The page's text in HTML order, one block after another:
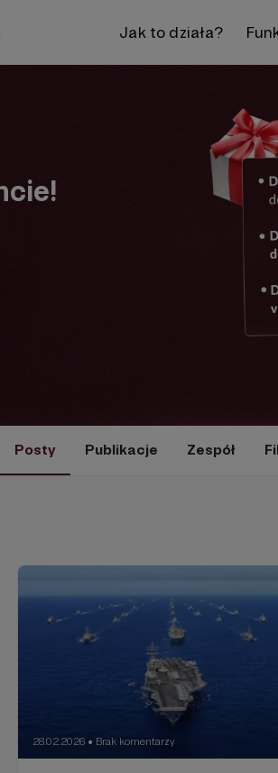
Jak to działa?
Posty Publikacje Zespół
28.02.2026 ● Brak komentarzy